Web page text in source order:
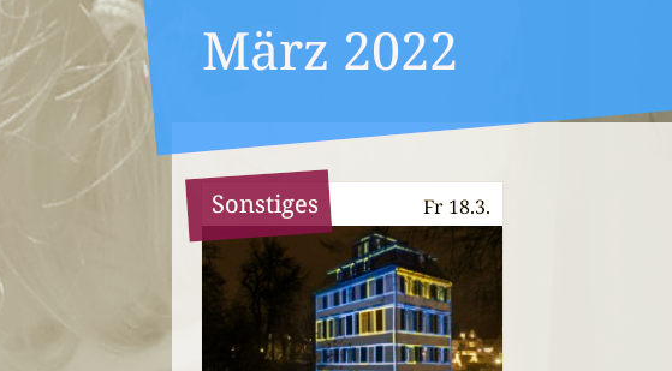
März 2022
Fr 18.3.
Sonstiges